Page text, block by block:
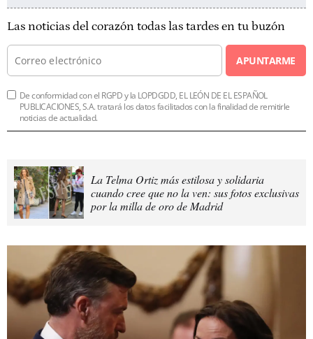
Las noticias del corazón todas las tardes en tu buzón
APUNTARME
De conformidad con el RGPD y la LOPDGDD, EL LEÓN DE EL ESPAÑOL
PUBLICACIONES, S.A. tratará los datos facilitados con la finalidad de remitirle
noticias de actualidad.
La Telma Ortiz más estilosa y solidaria
cuando cree que no la ven: sus fotos exclusivas
por la milla de oro de Madrid